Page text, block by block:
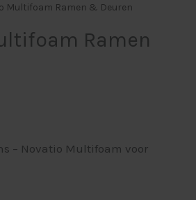
Multifoam Ramen & Deuren
Ramen
– Novatio Multifoam voor